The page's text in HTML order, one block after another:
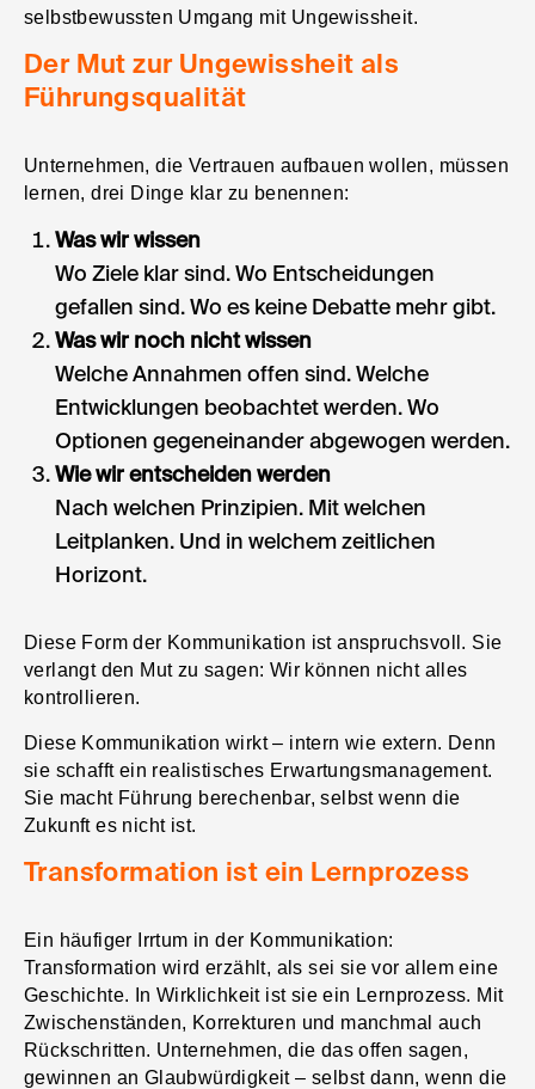
selbstbewussten Umgang mit Ungewissheit.
Der Mut zur Ungewissheit als
Führungsqualität
Unternehmen, die Vertrauen aufbauen wollen, müssen
lernen, drei Dinge klar zu benennen:
Was wir wissen
Wo Ziele klar sind. Wo Entscheidungen
gefallen sind. Wo es keine Debatte mehr gibt.
Was wir noch nicht wissen
Welche Annahmen offen sind. Welche
Entwicklungen beobachtet werden. Wo
Optionen gegeneinander abgewogen werden.
Wie wir entscheiden werden
Nach welchen Prinzipien. Mit welchen
Leitplanken. Und in welchem zeitlichen
Horizont.
Diese Form der Kommunikation ist anspruchsvoll. Sie
verlangt den Mut zu sagen: Wir können nicht alles
kontrollieren.
Diese Kommunikation wirkt – intern wie extern. Denn
sie schafft ein realistisches Erwartungsmanagement.
Sie macht Führung berechenbar, selbst wenn die
Zukunft es nicht ist.
Transformation ist ein Lernprozess
Ein häufiger Irrtum in der Kommunikation:
Transformation wird erzählt, als sei sie vor allem eine
Geschichte. In Wirklichkeit ist sie ein Lernprozess. Mit
Zwischenständen, Korrekturen und manchmal auch
Rückschritten. Unternehmen, die das offen sagen,
gewinnen an Glaubwürdigkeit – selbst dann, wenn die